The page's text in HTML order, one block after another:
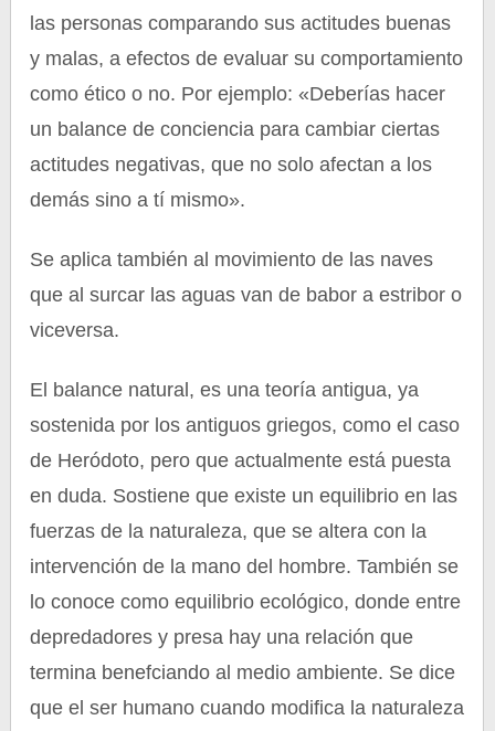
las personas comparando sus actitudes buenas
y malas, a efectos de evaluar su comportamiento
como ético o no. Por ejemplo: «Deberías hacer
un balance de conciencia para cambiar ciertas
actitudes negativas, que no solo afectan a los
demás sino a tí mismo».
Se aplica también al movimiento de las naves
que al surcar las aguas van de babor a estribor o
viceversa.
El balance natural, es una teoría antigua, ya
sostenida por los antiguos griegos, como el caso
de Heródoto, pero que actualmente está puesta
en duda. Sostiene que existe un equilibrio en las
fuerzas de la naturaleza, que se altera con la
intervención de la mano del hombre. También se
lo conoce como equilibrio ecológico, donde entre
depredadores y presa hay una relación que
termina benefciando al medio ambiente. Se dice
que el ser humano cuando modifica la naturaleza